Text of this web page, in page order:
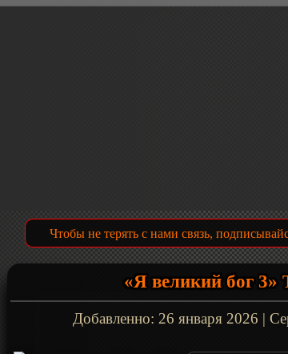
Чтобы не терять с нами связь,
«Я великий бог 3»
Добавленно: 26 января 2026 |